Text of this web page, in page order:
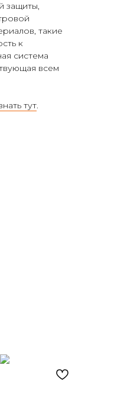
защиты,
такие
к
система
всем
тут.